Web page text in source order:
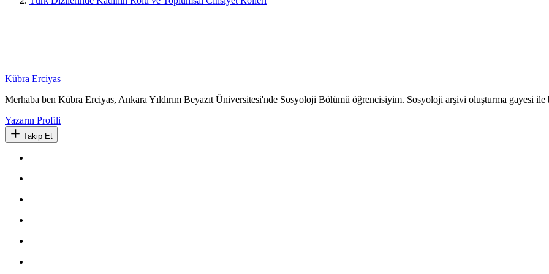
Kübra Erciyas
Merhaba ben Kübra Erciyas, Ankara Yıldırım Beyazıt Üniversitesi'nde Sosyoloji Bölümü öğrencisiyim. Sosyoloji arşivi oluşturma gayesi ile
Yazarın Profili
Takip Et